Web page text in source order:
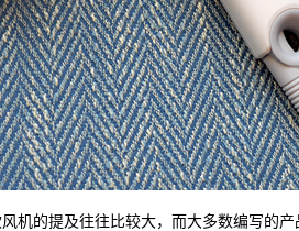
机的提及往往比较大，而大多数编写的